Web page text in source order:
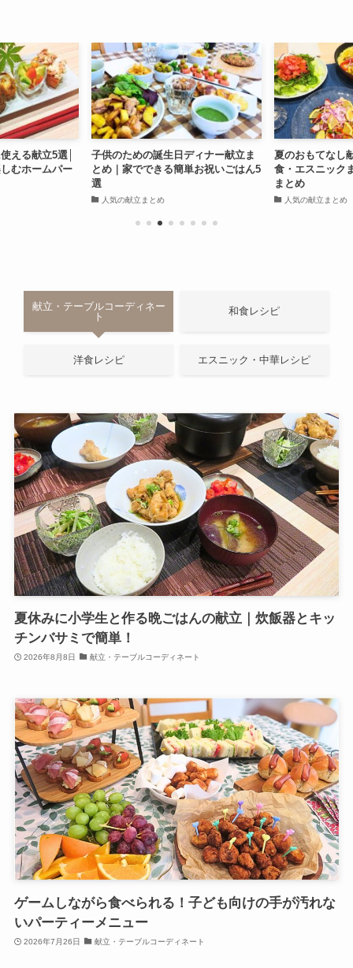
える献立5選│
むホームパー
子供のための誕生日ディナー献立ま
とめ｜家でできる簡単お祝いごはん5
選
人気の献立まとめ
夏のおもてなし
食・エスニック
まとめ
人気の献立まとめ
献立・テーブルコーディネー
ト
和食レシピ
洋食レシピ エスニック・中華レシピ
夏休みに小学生と作る晩ごはんの献立｜炊飯器とキッ
チンバサミで簡単！
2026年8月8日 献立・テーブルコーディネート
ゲームしながら食べられる！子ども向けの手が汚れな
いパーティーメニュー
2026年7月26日 献立・テーブルコーディネート